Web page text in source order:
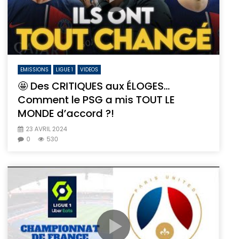
EMISSIONS LIGUE 1 VIDEOS
🤩 Des CRITIQUES aux ÉLOGES…
Comment le PSG a mis TOUT LE
MONDE d’accord ?!
23 AVRIL 2024
0
530